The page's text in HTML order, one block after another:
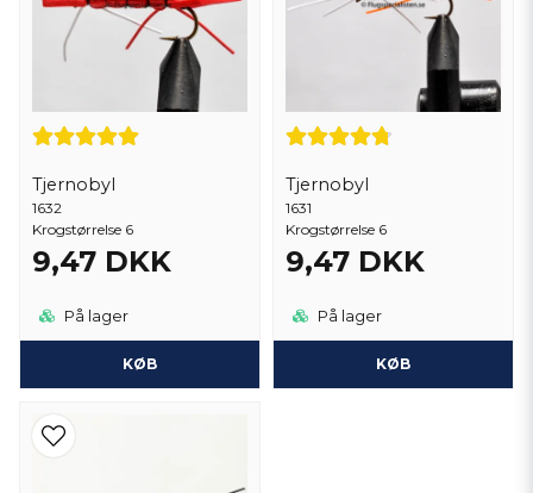
Tjernobyl
1632
Krogstørrelse 6
9,47 DKK
På lager
KØB
Tjernobyl
1631
Krogstørrelse 6
9,47 DKK
På lager
KØB